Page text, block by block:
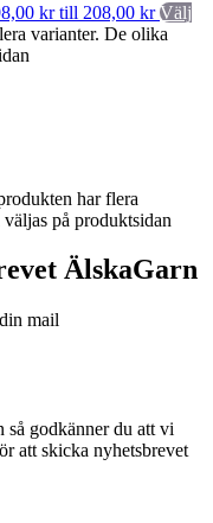
kr till 208,00 kr Välj
varianter. De olika
har flera
på produktsidan
ÄlskaGarn
mail
godkänner du att vi
att skicka nyhetsbrevet